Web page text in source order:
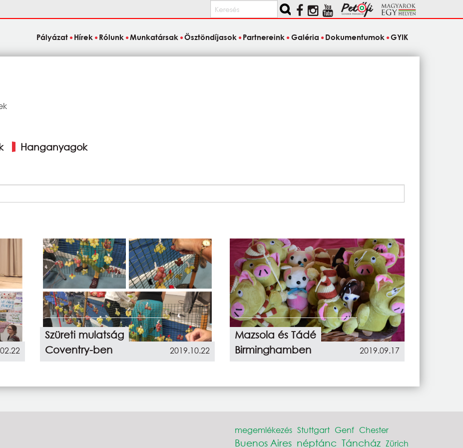
Keresés
Pályázat Hírek Rólunk Munkatársak Ösztöndíjasok Partnereink Galéria Dokumentumok GYIK
Hanganyagok
Szüreti mulatság
Coventry-ben
2019.10.22
Mazsola és Tádé
Birminghamben
2019.09.17
megemlékezés Stuttgart Genf Chester
Buenos Aires néptánc Táncház Zürich